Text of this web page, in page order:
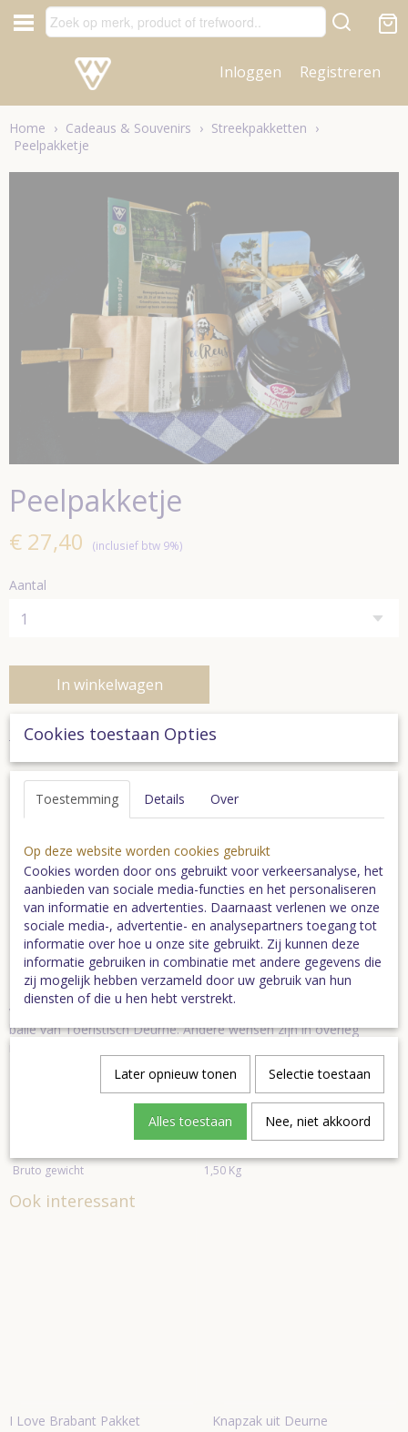
Inloggen Registreren
Home › Cadeaus & Souvenirs › Streekpakketten ›
Peelpakketje
Peelpakketje
€ 27,40 (inclusief btw 9%)
Aantal
In winkelwagen
Peelpakketje
Streekpakket met leuke en lekker dingen uit De Peel
- fietsroute door het Peelgebied 'Met de Beekmannen op Stap'
- Peelreusbiertje uit Deurne 3,30
- Blauwe bessenjam uit de Peel 3,95
- set van 4 onderzetters met Peelafbeeldingen 4,95
- Gemberthee van Moniek 3,95
- Klotgenot, koffielikeur uit De Peel 3,50
- Geblokte Oud Hollandse theedoek 2,30
- Dienblad klein 3,50
Let op:de streekproducten en - pakketten worden niet per post
verzonden i.v.m. breuk, maar kunnen worden afgehaald bij de
balie van Toeristisch Deurne. Andere wensen zijn in overleg
mogelijk. Streekpakketten kunnen afwijken in inhoud en prijs.
Neem daarvoor contact met ons op via 0493-323655.
NB. Prijs onder voorbehoud van prijswijzigingen artikelen
Bruto gewicht 1,50 Kg
Ook interessant
I Love Brabant Pakket Knapzak uit Deurne
Cookies toestaan Opties
Toestemming Details Over
Op deze website worden cookies gebruikt
Cookies worden door ons gebruikt voor verkeersanalyse, het
aanbieden van sociale media-functies en het personaliseren
van informatie en advertenties. Daarnaast verlenen we onze
sociale media-, advertentie- en analysepartners toegang tot
informatie over hoe u onze site gebruikt. Zij kunnen deze
informatie gebruiken in combinatie met andere gegevens die
zij mogelijk hebben verzameld door uw gebruik van hun
diensten of die u hen hebt verstrekt.
Later opnieuw tonen Selectie toestaan
Alles toestaan Nee, niet akkoord